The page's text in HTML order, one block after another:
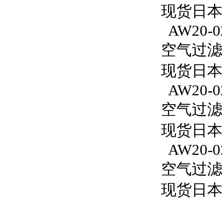
现货日
AW20-
空气过
现货日
AW20-
空气过
现货日
AW20-
空气过
现货日